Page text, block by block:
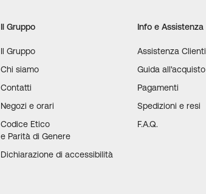
Il Gruppo
Il Gruppo
Chi siamo
Contatti
Negozi e orari
Codice Etico
e Parità di Genere
Dichiarazione di accessibilità
Info e Assistenza
Assistenza Clienti
Guida all'acquisto
Pagamenti
Spedizioni e resi
F.A.Q.